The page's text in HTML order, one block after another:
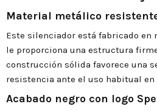
Material metálico
Este silenciador está fabricado en
le proporciona una estructura
construcción sólida favorece una
resistencia ante el uso habitual
Acabado negro con logo